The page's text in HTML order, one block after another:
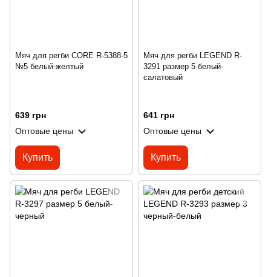
Мяч для регби CORE R-5388-5
№5 белый-желтый
639 грн
Оптовые цены
Купить
Мяч для регби LEGEND R-
3291 размер 5 белый-
салатовый
641 грн
Оптовые цены
Купить